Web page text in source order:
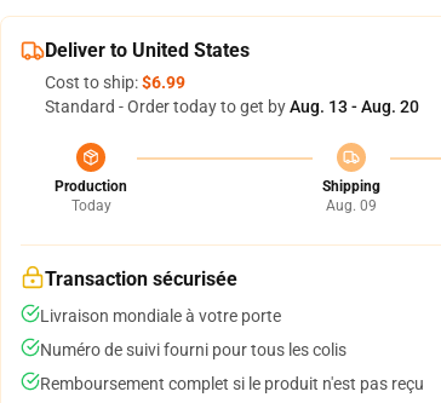
Deliver to United States
Cost to ship:$6.99
Standard - Order today to get byAug. 13 - Aug. 20
Production
Today
Shipping
Aug. 09
Transaction sécurisée
Livraison mondiale à votre porte
Numéro de suivi fourni pour tous les colis
Remboursement complet si le produit n'est pas reçu